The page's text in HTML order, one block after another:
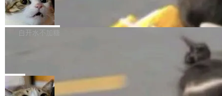
的图像元素不在同一个子树中，则它们将不再关
联 加...
至今）的所有 commit，同样交由 AI 分析提炼。
经过人工复核，准确度令人满意。这一方法也为
社区爱好者提供了高效跟踪新版本的思路。
ebastian Pipping 写在博客里的话。8 月 4 日，
他宣布了一个新消息：从 2026 年 8 月 1 日起，
他可以全职维护 libexpat 了，最长 6 个月。发
库之一。你的操作系统、浏览器、无数的基础设
施软件，很可能都在用它。而过去十年，维护它
Firefox 153.0.3 发布
Firefox 153.0.3 现已发布，具体更新内容如
下： New Smart Window 包含多项增强功能：
gi?id=2019042">Bug&nbsp;2019042</a>）</l
i> <li>现在，助手可以直接使用 Exa 的网络搜索
白开水不加糖
的 npm 包。项目的核心论点是：容器不适合 Ag
ent 计算。真正适合的，是 Isolate。 Cloudflare
局